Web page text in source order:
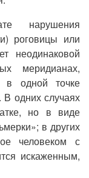
нарушения
роговицы или
неодинаковой
меридианах,
в одной точке
В одних случаях
но в виде
в других
человеком с
искаженным,